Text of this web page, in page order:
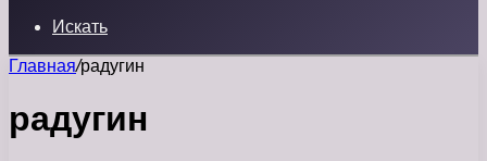
Искать
Главная/радугин
радугин